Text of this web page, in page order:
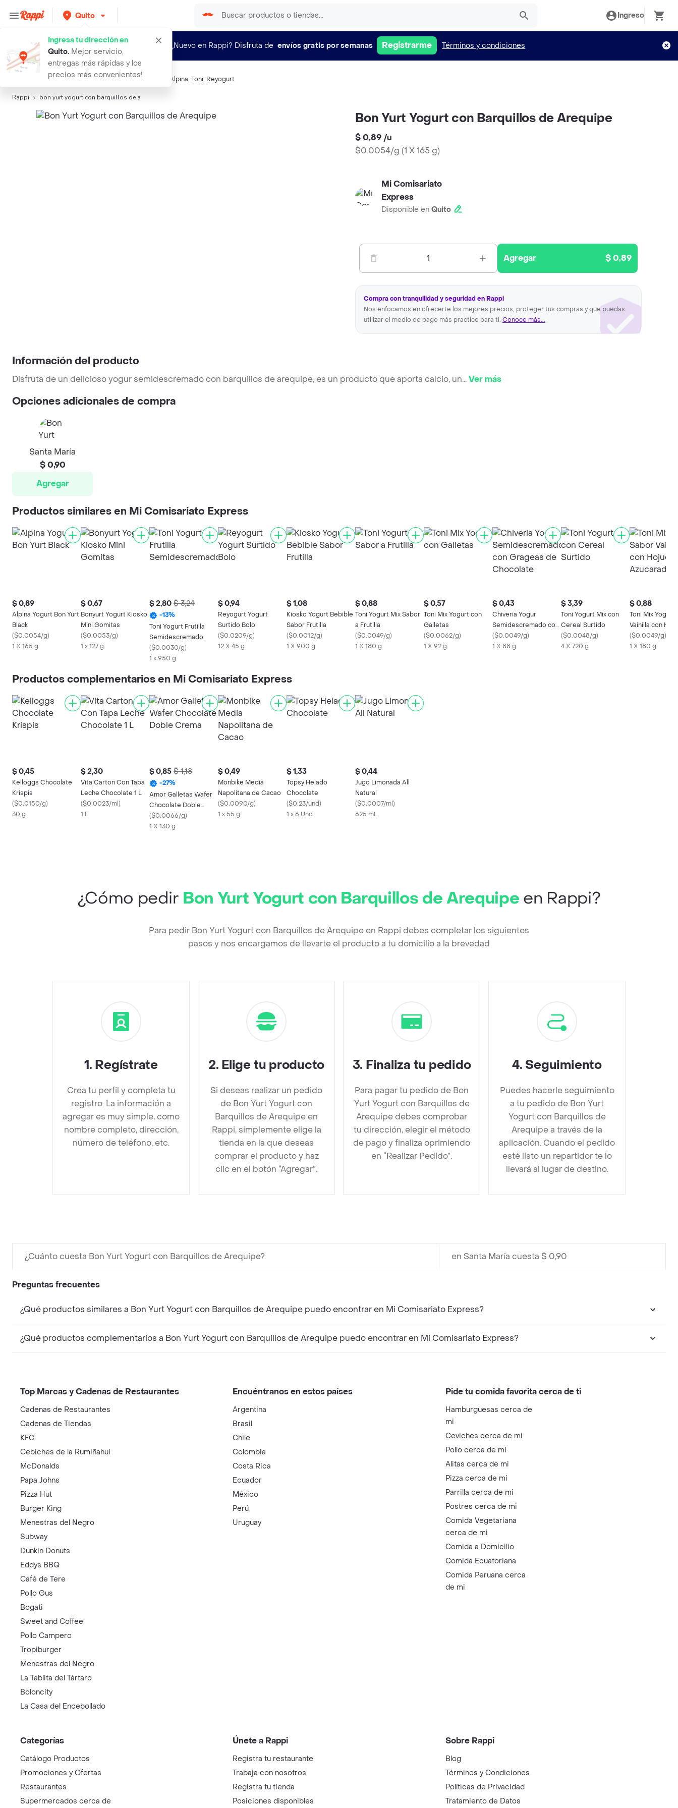
Quito
Ingresa tu dirección en
Quito. Mejor servicio,
entregas más rápidas y los
precios más convenientes!
Ingreso
¿Nuevo en Rappi? Disfruta de envíos gratis por semanas Registrarme Términos y condiciones
Búsquedas relacionadas: Bebidas lácteas,Bon Yurt Alpina, Toni, Reyogurt
Rappi bon yurt yogurt con barquillos de a
Bon Yurt Yogurt con Barquillos de Arequipe
$ 0,89 /u
$0.0054/g (1 X 165 g)
Mi Comisariato
Express
Disponible en Quito
1 Agregar $ 0,89
Compra con tranquilidad y seguridad en Rappi
Nos enfocamos en ofrecerte los mejores precios, proteger tus compras y que puedas
utilizar el medio de pago más practico para ti. Conoce más...
Información del producto
Disfruta de un delicioso yogur semidescremado con barquillos de arequipe, es un producto que aporta calcio, un...Ver más
Opciones adicionales de compra
Santa María
$ 0,90
Agregar
Productos similares en Mi Comisariato Express
$ 0,89
Alpina Yogurt Bon Yurt
Black
($0.0054/g)
1 X 165 g
$ 0,67
Bonyurt Yogurt Kiosko
Mini Gomitas
($0.0053/g)
1 x 127 g
$ 2,80 $ 3,24
-13%
Toni Yogurt Frutilla
Semidescremado
($0.0030/g)
1 x 950 g
$ 0,94
Reyogurt Yogurt
Surtido Bolo
($0.0209/g)
12 X 45 g
$ 1,08
Kiosko Yogurt Bebible
Sabor Frutilla
($0.0012/g)
1 X 900 g
$ 0,88
Toni Yogurt Mix Sabor
a Frutilla
($0.0049/g)
1 X 180 g
$ 0,57
Toni Mix Yogurt con
Galletas
($0.0062/g)
1 X 92 g
$ 0,43
Chiveria Yogur
Semidescremado con
Grageas de
Chocolate
($0.0049/g)
1 X 88 g
$ 3,39
Toni Yogurt Mix con
Cereal Surtido
($0.0048/g)
4 X 720 g
$ 0,88
Toni Mix Yogurt
Vainilla con
Azucaradas
($0.0049/g)
1 X 180 g
Productos complementarios en Mi Comisariato Express
$ 0,45
Kelloggs Chocolate
Krispis
($0.0150/g)
30 g
$ 2,30
Vita Carton Con Tapa
Leche Chocolate 1 L
($0.0023/ml)
1 L
$ 0,85 $ 1,18
-27%
Amor Galletas Wafer
Chocolate Doble
Crema
($0.0066/g)
1 X 130 g
$ 0,49
Monbike Media
Napolitana de Cacao
($0.0090/g)
1 x 55 g
$ 1,33
Topsy Helado
Chocolate
($0.23/und)
1 x 6 Und
$ 0,44
Jugo Limonada All
Natural
($0.0007/ml)
625 mL
¿Cómo pedir Bon Yurt Yogurt con Barquillos de Arequipe en Rappi?
Para pedir Bon Yurt Yogurt con Barquillos de Arequipe en Rappi debes completar los siguientes
pasos y nos encargamos de llevarte el producto a tu domicilio a la brevedad
1. Regístrate
Crea tu perfil y completa tu
registro. La información a
agregar es muy simple, como
nombre completo, dirección,
número de teléfono, etc.
2. Elige tu producto
Si deseas realizar un pedido
de Bon Yurt Yogurt con
Barquillos de Arequipe en
Rappi, simplemente elige la
tienda en la que deseas
comprar el producto y haz
clic en el botón “Agregar”.
3. Finaliza tu pedido
Para pagar tu pedido de Bon
Yurt Yogurt con Barquillos de
Arequipe debes comprobar
tu dirección, elegir el método
de pago y finaliza oprimiendo
en “Realizar Pedido”.
4. Seguimiento
Puedes hacerle seguimiento
a tu pedido de Bon Yurt
Yogurt con Barquillos de
Arequipe a través de la
aplicación. Cuando el pedido
esté listo un repartidor te lo
llevará al lugar de destino.
¿Cuánto cuesta Bon Yurt Yogurt con Barquillos de Arequipe? en Santa María cuesta $ 0,90
Preguntas frecuentes
¿Qué productos similares a Bon Yurt Yogurt con Barquillos de Arequipe puedo encontrar en Mi Comisariato Express?
¿Qué productos complementarios a Bon Yurt Yogurt con Barquillos de Arequipe puedo encontrar en Mi Comisariato Express?
Top Marcas y Cadenas de Restaurantes
Cadenas de Restaurantes
Cadenas de Tiendas
KFC
Cebiches de la Rumiñahui
McDonalds
Papa Johns
Pizza Hut
Burger King
Menestras del Negro
Subway
Dunkin Donuts
Eddys BBQ
Café de Tere
Pollo Gus
Bogati
Sweet and Coffee
Pollo Campero
Tropiburger
Menestras del Negro
La Tablita del Tártaro
Boloncity
La Casa del Encebollado
Encuéntranos en estos países
Argentina
Brasil
Chile
Colombia
Costa Rica
Ecuador
México
Perú
Uruguay
Pide tu comida favorita cerca de ti
Hamburguesas cerca de
mi
Ceviches cerca de mi
Pollo cerca de mi
Alitas cerca de mi
Pizza cerca de mi
Parrilla cerca de mi
Postres cerca de mi
Comida Vegetariana
cerca de mi
Comida a Domicilio
Comida Ecuatoriana
Comida Peruana cerca
de mi
Categorías
Catálogo Productos
Promociones y Ofertas
Restaurantes
Supermercados cerca de
Únete a Rappi
Registra tu restaurante
Trabaja con nosotros
Registra tu tienda
Posiciones disponibles
Sobre Rappi
Blog
Términos y Condiciones
Políticas de Privacidad
Tratamiento de Datos